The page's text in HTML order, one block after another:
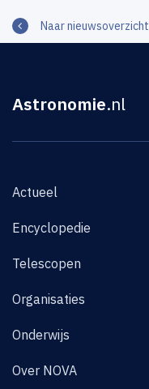
Naar nieuwsoverzicht
Astronomie.nl
Actueel
Encyclopedie
Telescopen
Organisaties
Onderwijs
Over NOVA